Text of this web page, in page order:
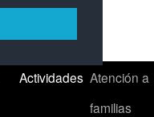
Actividades Atención a
familias